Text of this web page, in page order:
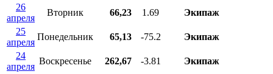
26
апреля
Вторник 66,23 1.69
Экипаж
25
апреля
Понедельник 65,13 -75.2
Экипаж
24
апреля
Воскресенье 262,67 -3.81
Экипаж